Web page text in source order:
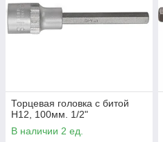
Торцевая головка с битой
Н12, 100мм. 1/2"
В наличии 2 ед.